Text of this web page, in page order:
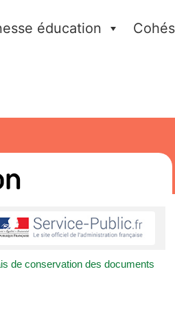
éducation
de conservation des documents